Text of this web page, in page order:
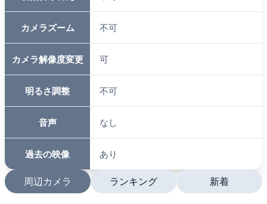
カメラズーム 不可
カメラ解像度変更 可
明るさ調整 不可
音声 なし
過去の映像 あり
周辺カメラ ランキング 新着